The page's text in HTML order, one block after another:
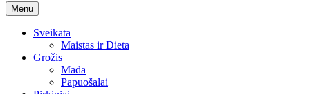
Menu Skip
to
content
Sveikata
Maistas ir Dieta
Grožis
Mada
Papuošalai